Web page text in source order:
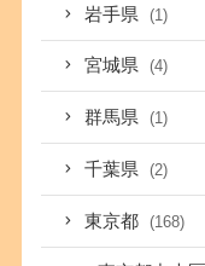
岩手県 (1)
宮城県 (4)
群馬県 (1)
千葉県 (2)
東京都 (168)